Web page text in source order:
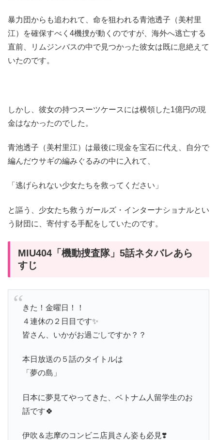
暴力団からも追われて、命を狙われる青池透子（美村里
江）を確保すべく4機捜が動くのですが、海外へ逃亡する
直前、リムジンバスの中で見つかった彼女は既に息絶えて
いたのです。
しかし、彼女の持つスーツケースには横領した1億円の現
金はなかったのでした。
青池透子（美村里江）は最後に現金を宝石に代え、自分で
編んだウサギの編みぐるみの中に入れて、
「逃げられない少女たちを救ってください」
と謳う、少女たち救うガールズ・インターナショナルとい
う財団に、寄付する手配をしていたのです。
MIU404「機動捜査隊」5話ネタバレあら
すじ
きた！金曜日！！
４連休の２日目です✨
皆さん、いかがお過ごしですか？？
本日放送の５話のタイトルは
「夢の島」
日本に夢見てやってきた、ベトナム人留学生のお
話です🍀
伊吹＆志摩のコンビニ店員さん姿も必見❣️